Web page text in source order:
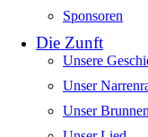
Sponsoren
Die Zunft
Unsere
Unser
Unser Brunnen